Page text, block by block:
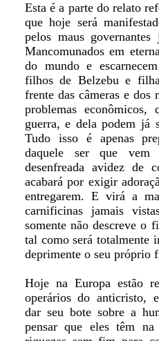
Esta é a parte do relato
que hoje será
pelos maus
Mancomunados em
do mundo e
filhos de Belzebu e
frente das câmeras e dos
problemas econômicos,
guerra, e dela podem já
Tudo isso é apenas
daquele ser que vem
desenfreada avidez de
acabará por exigir
entregarem. E virá a
carnificinas jamais
somente não descreve o
tal como será totalmente
deprimente o seu próprio
Hoje na Europa estão
operários do anticristo,
dar seu bote sobre a
pensar que eles têm